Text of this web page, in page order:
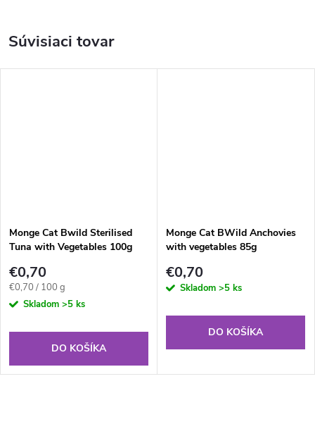
Súvisiaci tovar
Monge Cat Bwild Sterilised
Tuna with Vegetables 100g
€0,70
Jednotková
cena:
€0,70 / 100 g
Skladom >5 ks
DO KOŠÍKA
Monge Cat BWild Anchovies
with vegetables 85g
€0,70
Skladom >5 ks
DO KOŠÍKA